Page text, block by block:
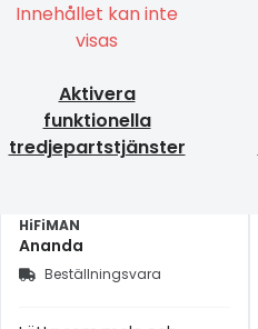
Innehållet kan inte
visas
Aktivera
funktionella
tredjepartstjänster
HiFiMAN
Ananda
Beställningsvara